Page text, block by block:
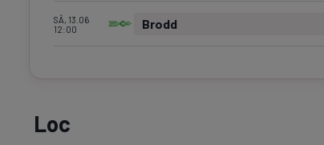
SÂ, 13.06
12:00
Brodd
Loc